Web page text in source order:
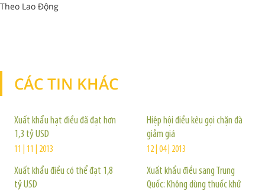
Theo Lao Động
CÁC TIN KHÁC
Xuất khẩu hạt điều đã đạt hơn
1,3 tỷ USD
11 | 11 | 2013
Xuất khẩu điều có thể đạt 1,8
tỷ USD
Hiệp hội điều kêu gọi chặn đà
giảm giá
12 | 04 | 2013
Xuất khẩu điều sang Trung
Quốc: Không dùng thuốc khử